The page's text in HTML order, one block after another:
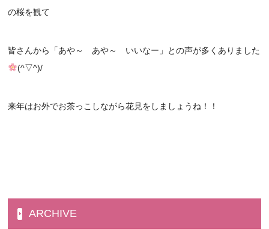
の桜を観て
皆さんから「あや～ あや～ いいなー」との声が多くありました
(^▽^)/
来年はお外でお茶っこしながら花見をしましょうね！！
ARCHIVE